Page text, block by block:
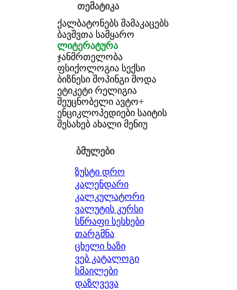
თემატიკა
ქალბატონებს მამაკაცებს
ბავშვთა სამყარო
ლიტერატურა
ჯანმრთელობა
ფსიქოლოგია სექსი
ბიზნესი შოპინგი მოდა
ეტიკეტი რელიგია
შეუცნობელი ავტო+
ენციკლოპედიები საიტის
შესახებ ახალი მენიუ
ბმულები
ზუსტი დრო
კალენდარი
კალკულატორი
ვალუტის კურსი
სწრაფი სესხები
თარგმნა
ცხელი ხაზი
ვებ კატალოგი
სმაილები
დაზღვევა